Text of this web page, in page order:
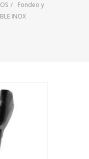
Fondeo y
INOX